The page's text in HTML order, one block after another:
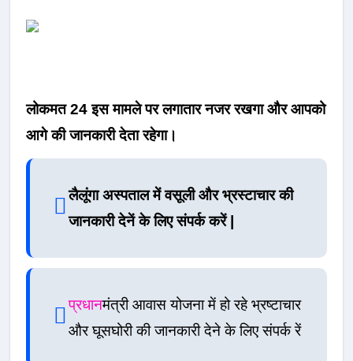
लोकमत 24 इस मामले पर लगातार नजर रखगा और आपको
आगे की जानकारी देता रहेगा।
लैलूंगा अस्पताल में वसूली और भ्रस्टाचार की
जानकारी देनें के लिए संपर्क करें |
प्रधानमंत्री आवास योजना में हो रहे भ्रष्टाचार
और घूसघोरी की जानकारी देने के लिए संपर्क रें